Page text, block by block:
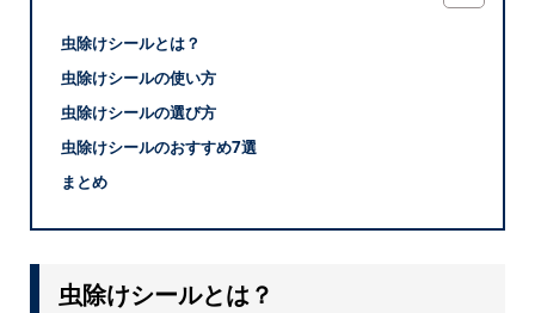
虫除けシールとは？
虫除けシールの使い方
虫除けシールの選び方
虫除けシールのおすすめ7選
まとめ
虫除けシールとは？